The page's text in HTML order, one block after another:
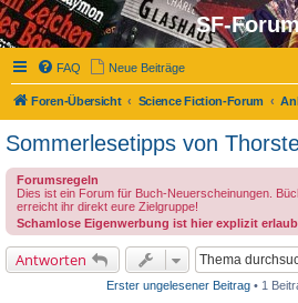
SF-
FAQ Neue Beiträge
Foren-Übersicht Science Fiction-Forum
Sommerlesetipps von
Forumsregeln
Dies ist ein Forum für Buch-Neuerscheinungen.
erreicht ihr direkt eure Zielgruppe!
Schamlose Eigenwerbung ist hier explizit
Antworten
Erster ungelesener Beitrag • 1